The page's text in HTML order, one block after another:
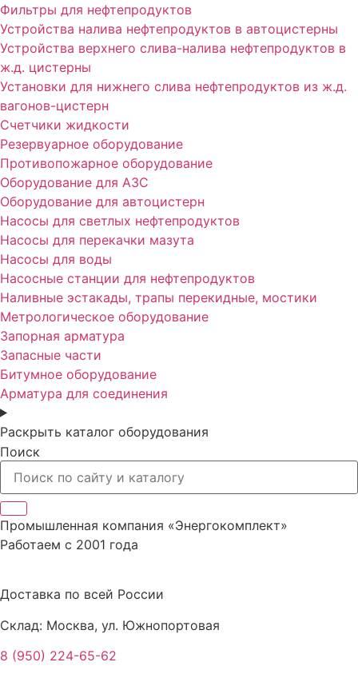
Фильтры для нефтепродуктов
Устройства налива нефтепродуктов в автоцистерны
Устройства верхнего слива-налива нефтепродуктов в
ж.д. цистерны
Установки для нижнего слива нефтепродуктов из ж.д.
вагонов-цистерн
Счетчики жидкости
Резервуарное оборудование
Противопожарное оборудование
Оборудование для АЗС
Оборудование для автоцистерн
Насосы для светлых нефтепродуктов
Насосы для перекачки мазута
Насосы для воды
Насосные станции для нефтепродуктов
Наливные эстакады, трапы перекидные, мостики
Метрологическое оборудование
Запорная арматура
Запасные части
Битумное оборудование
Арматура для соединения
Раскрыть каталог оборудования
Поиск
Промышленная компания «Энергокомплект»
Работаем с 2001 года
Доставка по всей России
Склад: Москва, ул. Южнопортовая
8 (950) 224-65-62